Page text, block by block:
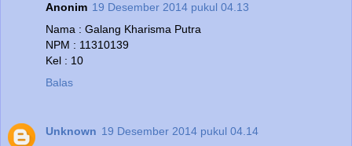
Anonim 19 Desember 2014 pukul 04.13
Nama : Galang Kharisma Putra
NPM : 11310139
Kel : 10
Balas
Unknown 19 Desember 2014 pukul 04.14